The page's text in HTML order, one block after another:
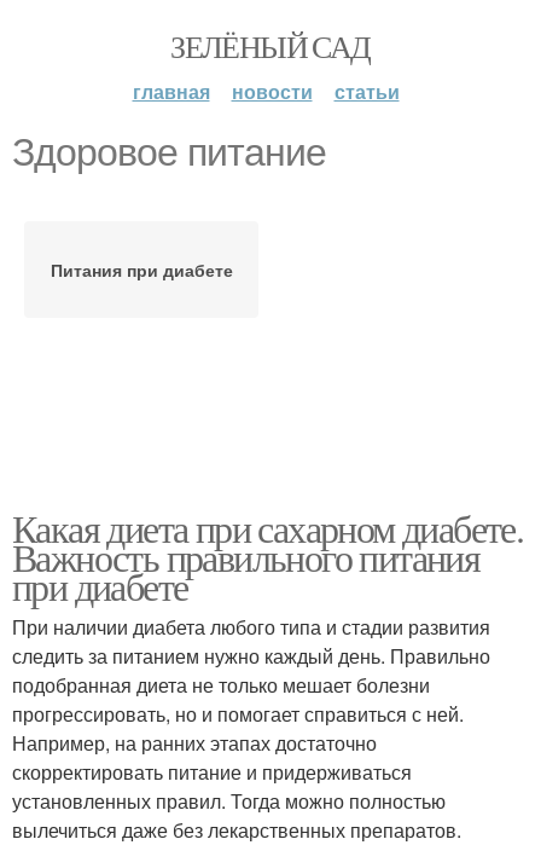
ЗЕЛЁНЫЙ САД
главная новости статьи
Здоровое питание
Питания при диабете
Какая диета при сахарном диабете.
Важность правильного питания
при диабете
При наличии диабета любого типа и стадии развития
следить за питанием нужно каждый день. Правильно
подобранная диета не только мешает болезни
прогрессировать, но и помогает справиться с ней.
Например, на ранних этапах достаточно
скорректировать питание и придерживаться
установленных правил. Тогда можно полностью
вылечиться даже без лекарственных препаратов.